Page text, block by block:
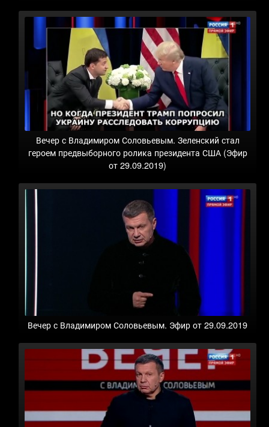
Вечер с Владимиром Соловьевым. Зеленский стал
героем предвыборного ролика президента США (Эфир
от 29.09.2019)
Вечер с Владимиром Соловьевым. Эфир от 29.09.2019